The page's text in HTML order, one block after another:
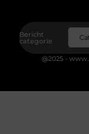
Bericht
categorie
@2025 -